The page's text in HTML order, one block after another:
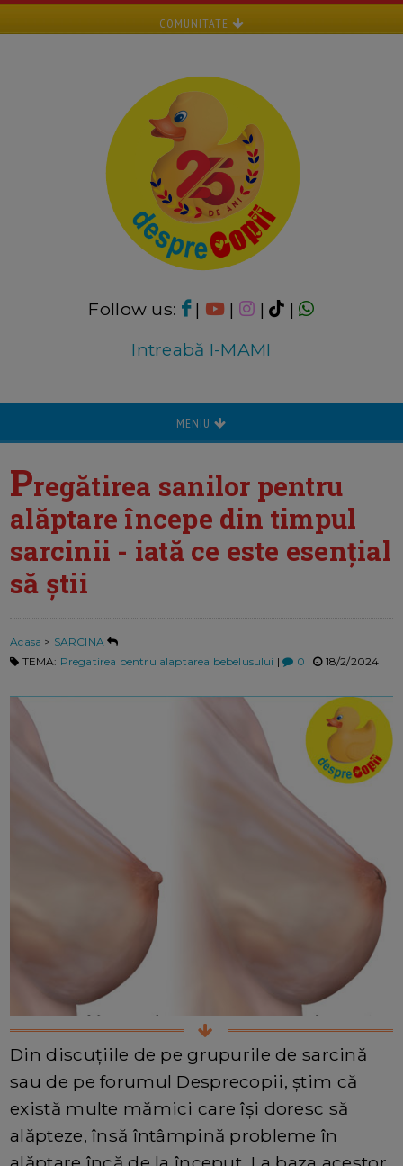
COMUNITATE
Follow us: | | |
|
Intreabă I-MAMI
MENIU
Pregătirea sanilor pentru
alăptare începe din timpul
sarcinii - iată ce este esențial
să știi
Acasa > SARCINA
TEMA: Pregatirea pentru alaptarea bebelusului | 0 | 18/2/2024
Din discuțiile de pe grupurile de sarcină
sau de pe forumul Desprecopii, știm că
există multe mămici care își doresc să
alăpteze, însă întâmpină probleme în